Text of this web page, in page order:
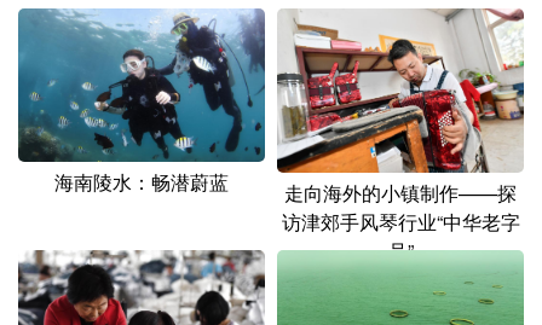
海南陵水：畅潜蔚蓝
走向海外的小镇制作——探
访津郊手风琴行业“中华老字
号”